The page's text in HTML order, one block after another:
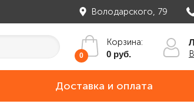
Володарского, 79
0
Корзина:
0 руб.
Доставка и оплата